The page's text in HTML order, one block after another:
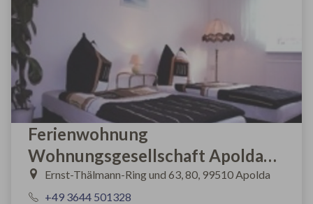
Ferienwohnung
Wohnungsgesellschaft Apolda
mbhErnst-Thälmann-Ring und 63, 80, 99510 Apolda
+49 3644 501328